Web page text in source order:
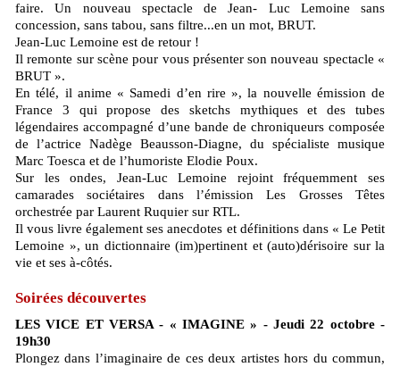
faire. Un nouveau spectacle de Jean- Luc Lemoine sans
concession, sans tabou, sans filtre...en un mot, BRUT.
Jean-Luc Lemoine est de retour !
Il remonte sur scène pour vous présenter son nouveau spectacle «
BRUT ».
En télé, il anime « Samedi d’en rire », la nouvelle émission de
France 3 qui propose des sketchs mythiques et des tubes
légendaires accompagné d’une bande de chroniqueurs composée
de l’actrice Nadège Beausson-Diagne, du spécialiste musique
Marc Toesca et de l’humoriste Elodie Poux.
Sur les ondes, Jean-Luc Lemoine rejoint fréquemment ses
camarades sociétaires dans l’émission Les Grosses Têtes
orchestrée par Laurent Ruquier sur RTL.
Il vous livre également ses anecdotes et définitions dans « Le Petit
Lemoine », un dictionnaire (im)pertinent et (auto)dérisoire sur la
vie et ses à-côtés.
Soirées découvertes
LES VICE ET VERSA - « IMAGINE » - Jeudi 22 octobre -
19h30
Plongez dans l’imaginaire de ces deux artistes hors du commun,